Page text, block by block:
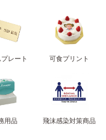
レート 可食プリント
用品 飛沫感染対策商品